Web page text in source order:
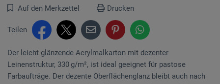
Auf den Merkzettel Drucken
Teilen
Der leicht glänzende Acrylmalkarton mit dezenter
Leinenstruktur, 330 g/m², ist ideal geeignet für pastose
Farbaufträge. Der dezente Oberflächenglanz bleibt auch nach